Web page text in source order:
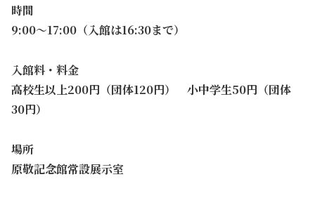
時間
9:00～17:00（入館は16:30まで）
入館料・料金
高校生以上200円（団体120円） 小中学生50円（団体
30円）
場所
原敬記念館常設展示室